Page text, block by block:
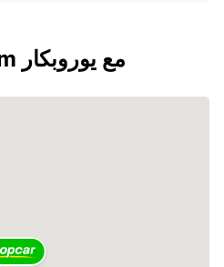
اكتشف Stockholm مع يوروبكار